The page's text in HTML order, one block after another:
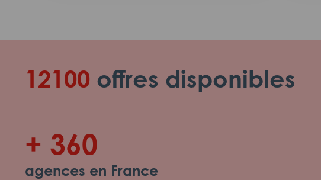
12100 offres disponibles
+ 360
agences en France